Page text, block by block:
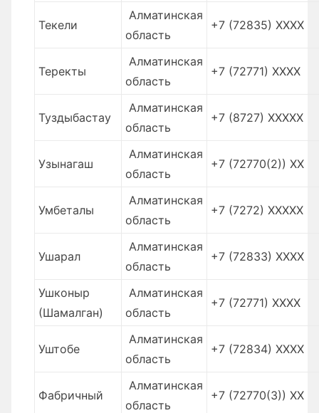
Текели
Алматинская
область
+7 (72835) XXXX
Теректы
Алматинская
область
+7 (72771) XXXX
Туздыбастау
Алматинская
область
+7 (8727) XXXXX
Узынагаш
Алматинская
область
+7 (72770(2)) XХ
Умбеталы
Алматинская
область
+7 (7272) XXXXX
Ушарал
Алматинская
область
+7 (72833) XXXX
Ушконыр
(Шамалган)
Алматинская
область
+7 (72771) XXXX
Уштобе
Алматинская
область
+7 (72834) XXXX
Фабричный
Алматинская
область
+7 (72770(3)) XХ